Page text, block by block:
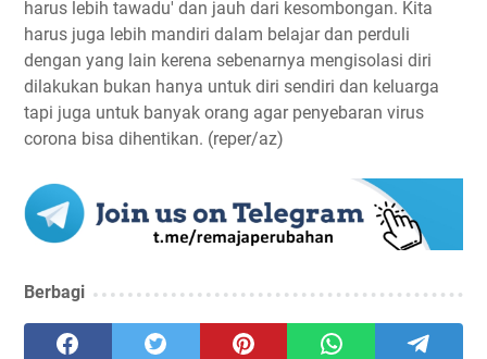
harus lebih tawadu' dan jauh dari kesombongan. Kita
harus juga lebih mandiri dalam belajar dan perduli
dengan yang lain kerena sebenarnya mengisolasi diri
dilakukan bukan hanya untuk diri sendiri dan keluarga
tapi juga untuk banyak orang agar penyebaran virus
corona bisa dihentikan. (reper/az)
Berbagi